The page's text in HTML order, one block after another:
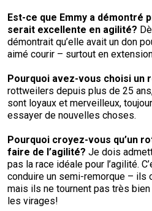
Est-ce que Emmy a démontré
serait excellente en agilité?
démontrait qu’elle avait un don
aimé courir – surtout en
Pourquoi avez-vous choisi un
rottweilers depuis plus de 25
sont loyaux et merveilleux,
essayer de nouvelles choses.
Pourquoi croyez-vous qu’un
faire de l’agilité? Je dois
pas la race idéale pour l’agilité.
conduire un semi-remorque – ils
mais ils ne tournent pas très
les virages!